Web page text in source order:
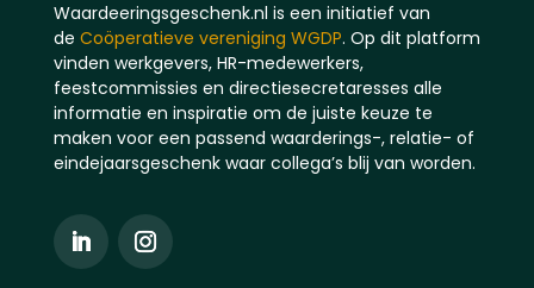
Waardeeringsgeschenk.nl is een initiatief van
de Coöperatieve vereniging WGDP. Op dit platform
vinden werkgevers, HR-medewerkers,
feestcommissies en directiesecretaresses alle
informatie en inspiratie om de juiste keuze te
maken voor een passend waarderings-, relatie- of
eindejaarsgeschenk waar collega’s blij van worden.